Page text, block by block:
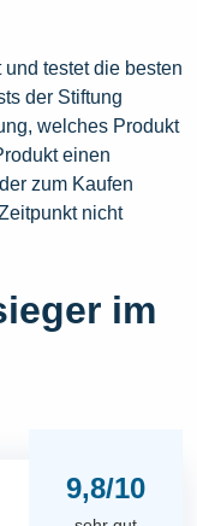
testet die besten
der Stiftung
welches Produkt
einen
zum Kaufen
nicht
im
9,8/10